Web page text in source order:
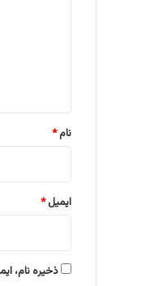
نام*
ایمیل*
ذخیره نام،